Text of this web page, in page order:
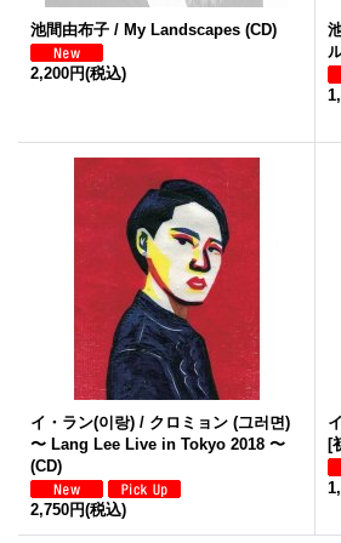
池間由布子 / My Landscapes (CD)
2,200円(税込)
イ・ラン(이랑) / クロミョン (그러면)
〜 Lang Lee Live in Tokyo 2018 〜
(CD)
2,750円(税込)
[